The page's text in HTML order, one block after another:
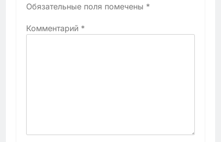
Обязательные поля помечены *
Комментарий *